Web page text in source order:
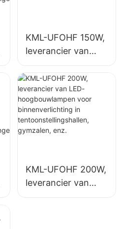
KML-UFOHF 150W,
leverancier van
LED-
hoogbouwlampen
voor
binnenverlichting in
industriële
complexen,
KML-UFOHF 200W,
leverancier van
LED-